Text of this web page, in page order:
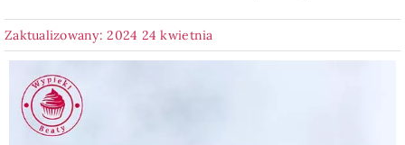
Zaktualizowany: 2024 24 kwietnia